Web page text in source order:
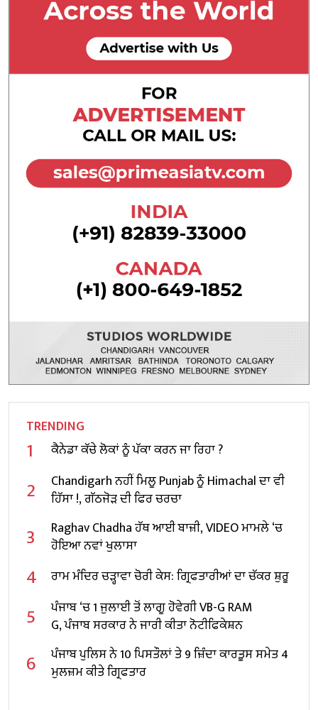
TRENDING
1 ਕੈਨੇਡਾ ਕੱਚੇ ਲੋਕਾਂ ਨੂੰ ਪੱਕਾ ਕਰਨ ਜਾ ਰਿਹਾ ?
2
Chandigarh ਨਹੀਂ ਮਿਲੂ Punjab ਨੂੰ Himachal ਦਾ ਵੀ
ਹਿੱਸਾ !, ਗੱਠਜੋੜ ਦੀ ਫਿਰ ਚਰਚਾ
3
Raghav Chadha ਹੱਥ ਆਈ ਬਾਜ਼ੀ, VIDEO ਮਾਮਲੇ ‘ਚ
ਹੋਇਆ ਨਵਾਂ ਖੁਲਾਸਾ
4 ਰਾਮ ਮੰਦਿਰ ਚੜ੍ਹਾਵਾ ਚੋਰੀ ਕੇਸ: ਗ੍ਰਿਫਤਾਰੀਆਂ ਦਾ ਚੱਕਰ ਸ਼ੁਰੂ
5
ਪੰਜਾਬ ‘ਚ 1 ਜੁਲਾਈ ਤੋਂ ਲਾਗੂ ਹੋਵੇਗੀ VB-G RAM
G, ਪੰਜਾਬ ਸਰਕਾਰ ਨੇ ਜਾਰੀ ਕੀਤਾ ਨੋਟੀਫਿਕੇਸ਼ਨ
6
ਪੰਜਾਬ ਪੁਲਿਸ ਨੇ 10 ਪਿਸਤੌਲਾਂ ਤੇ 9 ਜ਼ਿੰਦਾ ਕਾਰਤੂਸ ਸਮੇਤ 4
ਮੁਲਜ਼ਮ ਕੀਤੇ ਗ੍ਰਿਫਤਾਰ